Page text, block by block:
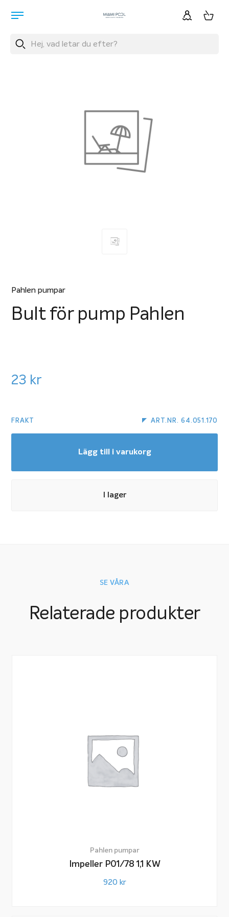
Pahlen pumpar
Bult för pump Pahlen
23 kr
FRAKT ART.NR. 64.051.170
Lägg till i varukorg
I lager
SE VÅRA
Relaterade produkter
Pahlen pumpar
Impeller P01/78 1,1 KW
920 kr